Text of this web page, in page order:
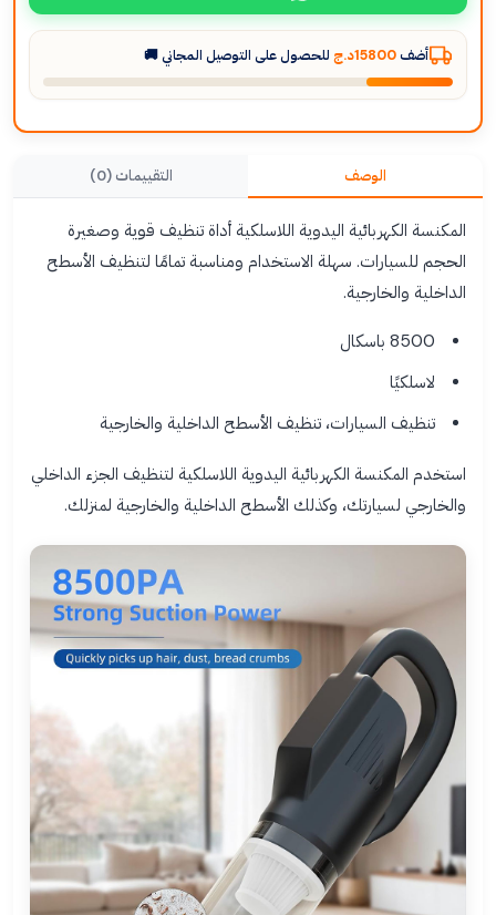
أضف 15800د.ج للحصول على التوصيل المجاني 🚚
الوصف التقييمات (0)
المكنسة الكهربائية اليدوية اللاسلكية أداة تنظيف قوية وصغيرة
الحجم للسيارات. سهلة الاستخدام ومناسبة تمامًا لتنظيف الأسطح
الداخلية والخارجية.
8500 باسكال
لاسلكيًا
تنظيف السيارات، تنظيف الأسطح الداخلية والخارجية
استخدم المكنسة الكهربائية اليدوية اللاسلكية لتنظيف الجزء الداخلي
والخارجي لسيارتك، وكذلك الأسطح الداخلية والخارجية لمنزلك.